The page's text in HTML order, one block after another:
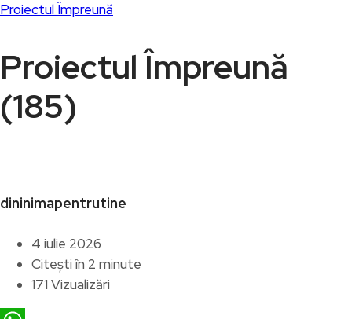
Proiectul Împreună
Proiectul Împreună
(185)
dininimapentrutine
4 iulie 2026
Citești în 2 minute
171 Vizualizări